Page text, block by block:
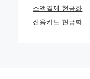
소액결제 현금화
신용카드 현금화